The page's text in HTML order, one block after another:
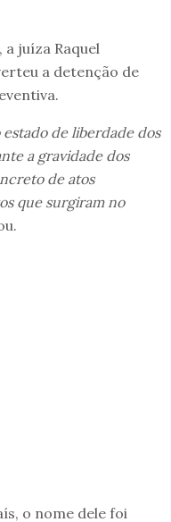
juíza Raquel
a detenção de
de liberdade dos
a gravidade dos
de atos
que surgiram no
o nome dele foi